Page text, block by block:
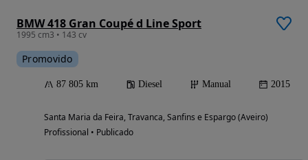
BMW 418 Gran Coupé d Line Sport
1995 cm3 • 143 cv
Promovido
87 805 km Diesel Manual 2015
Santa Maria da Feira, Travanca, Sanfins e Espargo (Aveiro)
Profissional • Publicado